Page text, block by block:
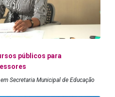
públicos para
Secretaria Municipal de Educação